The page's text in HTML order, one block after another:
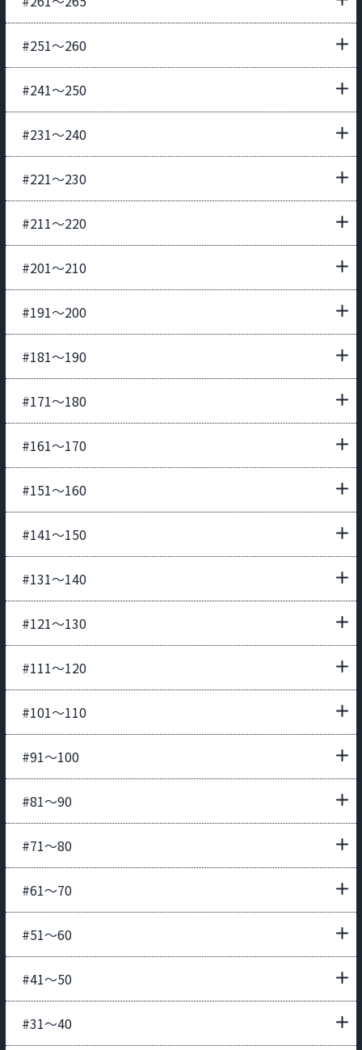
#251〜260
#241〜250
#231〜240
#221〜230
#211〜220
#201〜210
#191〜200
#181〜190
#171〜180
#161〜170
#151〜160
#141〜150
#131〜140
#121〜130
#111〜120
#101〜110
#91〜100
#81〜90
#71〜80
#61〜70
#51〜60
#41〜50
#31〜40